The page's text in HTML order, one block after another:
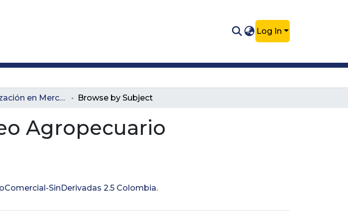
Log In
Especilización en Mercadeo Agropecuario Browse by Subject
Agropecuario
SinDerivadas 2.5 Colombia.